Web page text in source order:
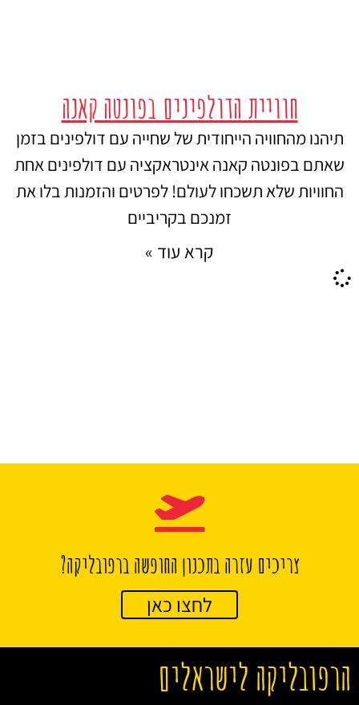
חוויית הדולפינים בפונטה קאנה
תיהנו מהחוויה הייחודית של שחייה עם דולפינים בזמן
שאתם בפונטה קאנה אינטראקציה עם דולפינים אחת
החוויות שלא תשכחו לעולם! לפרטים והזמנות בלו את
זמנכם בקריביים
קרא עוד »
צריכים עזרה בתכנון החופשה ברפובליקה?
לחצו כאן
הרפובליקה לישראלים